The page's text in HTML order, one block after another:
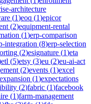
architecture
(1)eoq (1)epicor
(2)equipment-rental
(1)erp-comparison
integration (8)erp-selection
(2)esignature (1)eta
etl (5)etsy (3)eu (2)eu-ai-act
(2)events (1)excel
expansion (1)expectations
(2)fabric (1)facebook
(1)farm-management